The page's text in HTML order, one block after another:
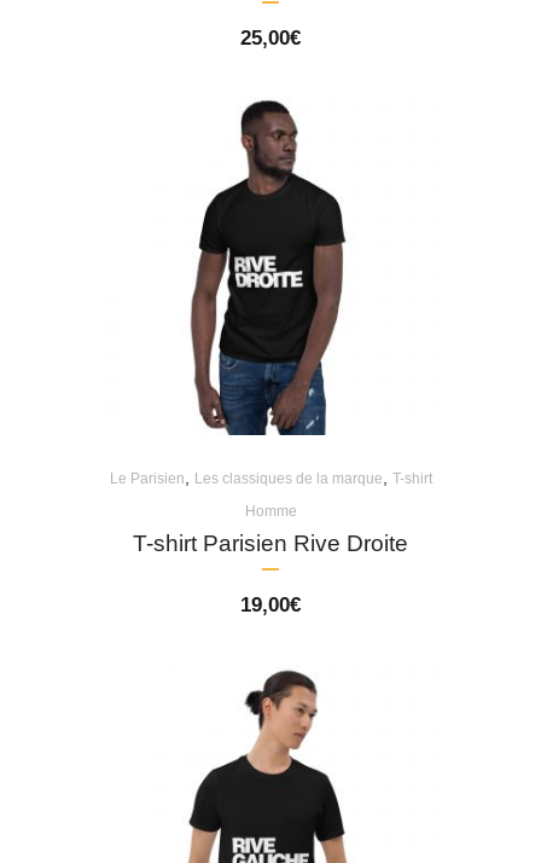
25,00€
Le Parisien Les classiques de la marque
T-shirt
Homme
T-shirt Parisien Rive Droite
19,00€